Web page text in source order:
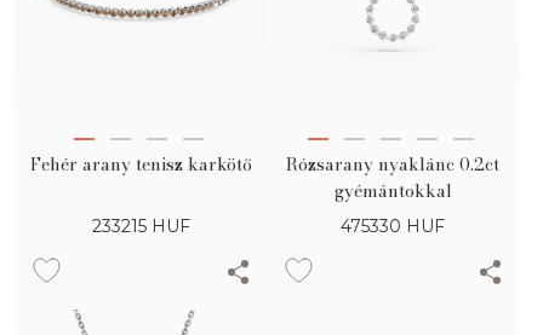
Fehér arany tenisz karkötő
233215 HUF
Rózsarany nyaklánc 0.2ct
gyémántokkal
475330 HUF